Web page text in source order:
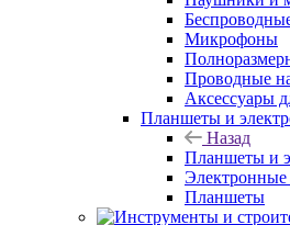
Микрофоны
Проводные
Аксессуары
Планшеты и
Назад
Планшеты и
Электронные
Планшеты